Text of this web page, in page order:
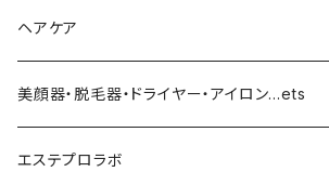
ファンデーション／パウダー
クッションファンデーション
リキッドファンデ
マスカラ／眉毛／アイシャドー
リップ／チーク
導入化粧水／化粧水
美容液／アイクリーム
クリーム・乳液
ヘアケア
ヘアシャンプー／トリートメント
つるりんちょ
ヘアケア
美顔器・脱毛器・ドライヤー・アイロン…ets
MY TREX（マイトレックス）
エステプロラボ